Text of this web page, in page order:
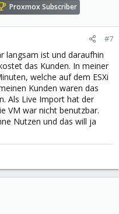
Proxmox Subscriber
#7
langsam ist und daraufhin
das Kunden. In meiner
welche auf dem ESXi
Kunden waren das
Als Live Import hat der
VM war nicht benutzbar.
Nutzen und das will ja